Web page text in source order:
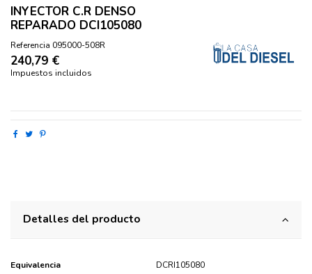
INYECTOR C.R DENSO
REPARADO DCI105080
Referencia 095000-508R
240,79 €
Impuestos incluidos
Detalles del producto
Equivalencia
DCRI105080